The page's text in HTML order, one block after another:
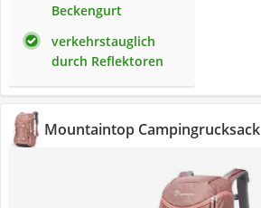
Beckengurt
verkehrstauglich
durch Reflektoren
Mountaintop Campingrucksack